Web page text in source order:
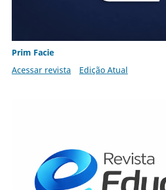
Prim Facie
Acessar revista
Edição Atual